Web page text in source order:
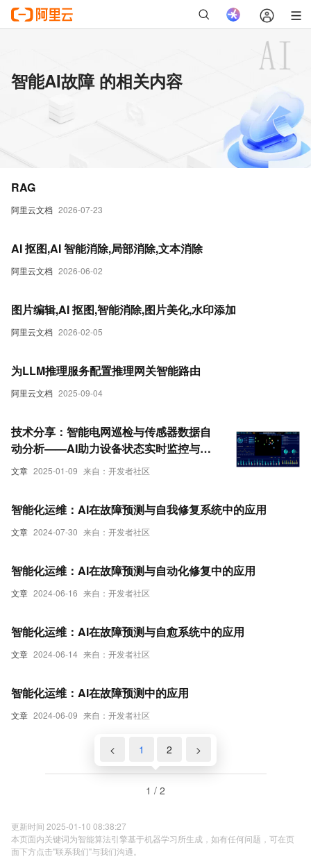
智能AI故障 的相关内容
阿里云文档 2026-07-23
RAG
阿里云文档 2026-06-02
AI 抠图,AI 智能消除,局部消除,文本消除
阿里云文档 2026-02-05
图片编辑,AI 抠图,智能消除,图片美化,水印添加
阿里云文档 2025-09-04
为LLM推理服务配置推理网关智能路由
文章 2025-01-09 来自：开发者社区
技术分享：智能电网巡检与传感器数据自
动分析——AI助力设备状态实时监控与故
障预警
文章 2024-07-30 来自：开发者社区
智能化运维：AI在故障预测与自我修复系统中的应用
文章 2024-06-16 来自：开发者社区
智能化运维：AI在故障预测与自动化修复中的应用
文章 2024-06-14 来自：开发者社区
智能化运维：AI在故障预测与自愈系统中的应用
文章 2024-06-09 来自：开发者社区
智能化运维：AI在故障预测中的应用
< 1 2 >
1 / 2
更新时间 2025-01-10 08:38:27
本页面内关键词为智能算法引擎基于机器学习所生成，如有任何问题，可在页
面下方点击"联系我们"与我们沟通。